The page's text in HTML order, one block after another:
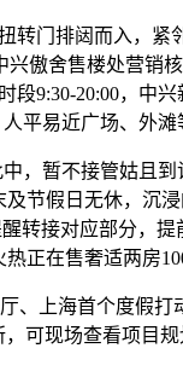
排闼而入，紧
傲舍售楼处营销
9:30-20:00，中
平易近广场、外
暂不接管姑且
节假日无休，沉
转接对应部分
在售奢适两房
上海首个度假
现场查看项目